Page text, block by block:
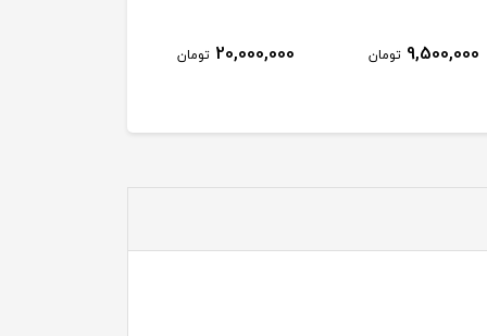
20,000,000 تومان ناموجود